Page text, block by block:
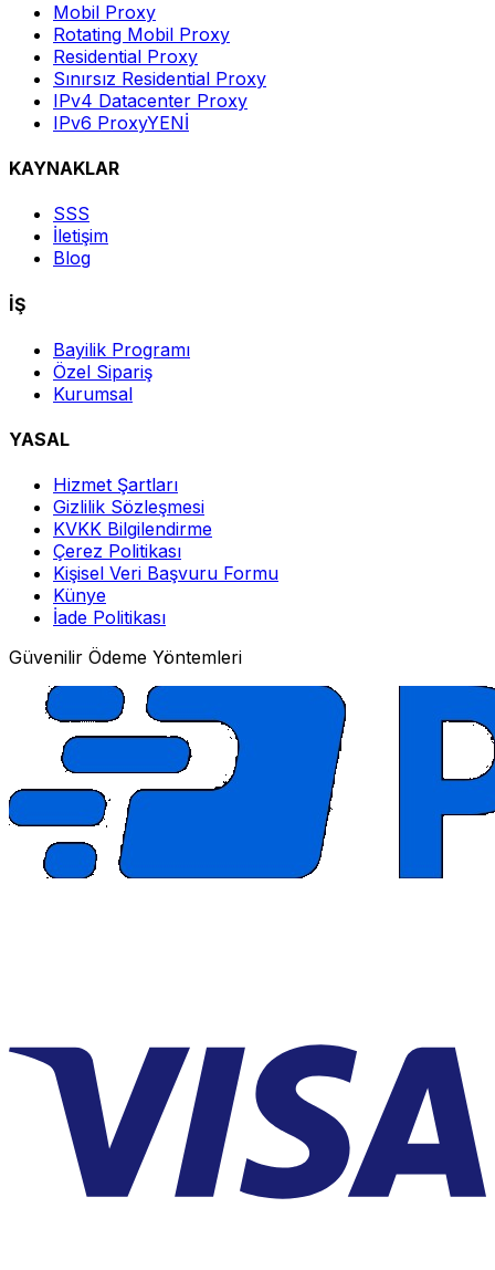
Mobil Proxy
Rotating Mobil Proxy
Residential Proxy
Sınırsız Residential Proxy
IPv4 Datacenter Proxy
IPv6 ProxyYENİ
KAYNAKLAR
SSS
İletişim
Blog
İŞ
Bayilik Programı
Özel Sipariş
Kurumsal
YASAL
Hizmet Şartları
Gizlilik Sözleşmesi
KVKK Bilgilendirme
Çerez Politikası
Kişisel Veri Başvuru Formu
Künye
İade Politikası
Güvenilir Ödeme Yöntemleri